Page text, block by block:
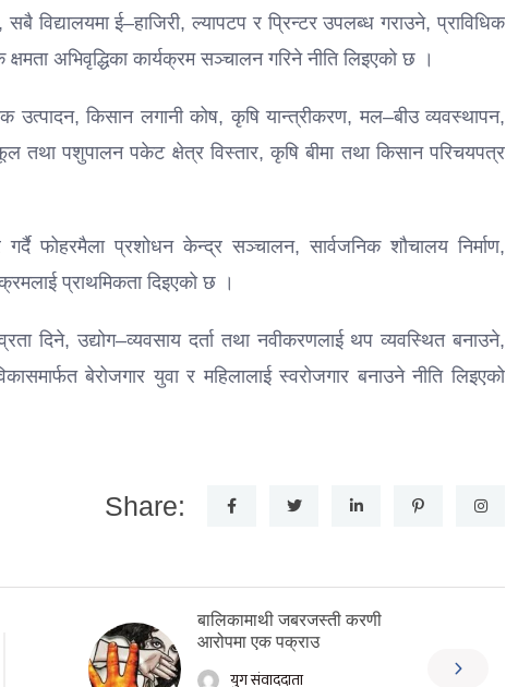
विद्यालयमा ई–हाजिरी, ल्यापटप र प्रिन्टर उपलब्ध गराउने, प्राविधिक
अभिवृद्धिका कार्यक्रम सञ्चालन गरिने नीति लिइएको छ ।
उत्पादन, किसान लगानी कोष, कृषि यान्त्रीकरण, मल–बीउ व्यवस्थापन,
पशुपालन पकेट क्षेत्र विस्तार, कृषि बीमा तथा किसान परिचयपत्र
फोहरमैला प्रशोधन केन्द्र सञ्चालन, सार्वजनिक शौचालय निर्माण,
प्राथमिकता दिइएको छ ।
दिने, उद्योग–व्यवसाय दर्ता तथा नवीकरणलाई थप व्यवस्थित बनाउने,
बेरोजगार युवा र महिलालाई स्वरोजगार बनाउने नीति लिइएको
Share:
बालिकामाथी जबरजस्ती करणी
आरोपमा एक पक्राउ
युग संवाददाता